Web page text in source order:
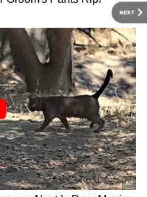
NEXT